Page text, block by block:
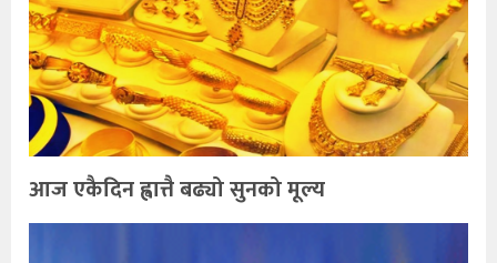
आज एकैदिन ह्वात्तै बढ्यो सुनको मूल्य